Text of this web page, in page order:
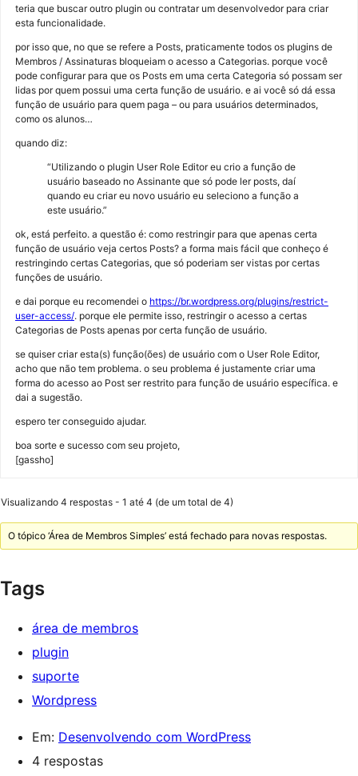
teria que buscar outro plugin ou contratar um desenvolvedor para criar
esta funcionalidade.
por isso que, no que se refere a Posts, praticamente todos os plugins de
Membros / Assinaturas bloqueiam o acesso a Categorias. porque você
pode configurar para que os Posts em uma certa Categoria só possam ser
lidas por quem possui uma certa função de usuário. e ai você só dá essa
função de usuário para quem paga – ou para usuários determinados,
como os alunos…
quando diz:
“Utilizando o plugin User Role Editor eu crio a função de
usuário baseado no Assinante que só pode ler posts, daí
quando eu criar eu novo usuário eu seleciono a função a
este usuário.”
ok, está perfeito. a questão é: como restringir para que apenas certa
função de usuário veja certos Posts? a forma mais fácil que conheço é
restringindo certas Categorias, que só poderiam ser vistas por certas
funções de usuário.
e dai porque eu recomendei o https://br.wordpress.org/plugins/restrict-
user-access/. porque ele permite isso, restringir o acesso a certas
Categorias de Posts apenas por certa função de usuário.
se quiser criar esta(s) função(ões) de usuário com o User Role Editor,
acho que não tem problema. o seu problema é justamente criar uma
forma do acesso ao Post ser restrito para função de usuário específica. e
dai a sugestão.
espero ter conseguido ajudar.
boa sorte e sucesso com seu projeto,
[gassho]
Visualizando 4 respostas - 1 até 4 (de um total de 4)
O tópico ‘Área de Membros Simples’ está fechado para novas respostas.
Tags
área de membros
plugin
suporte
Wordpress
Em: Desenvolvendo com WordPress
4 respostas